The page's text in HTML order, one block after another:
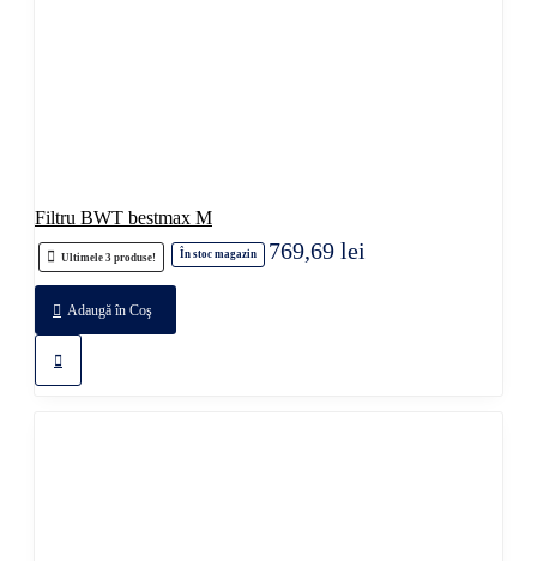
Filtru BWT bestmax M
Ultimele 3 produse! În stoc magazin 769,69 lei
Adaugă în Coş